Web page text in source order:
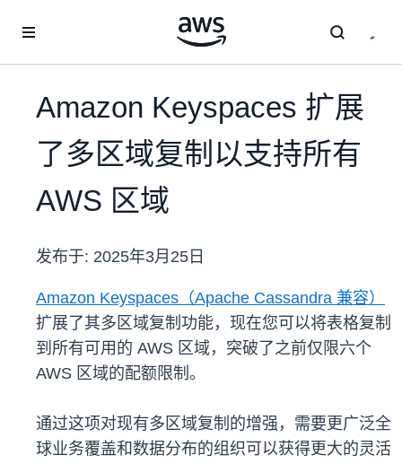
Amazon Keyspaces 扩展
了多区域复制以支持所有
AWS 区域
发布于: 2025年3月25日
Amazon Keyspaces（Apache Cassandra 兼容）
扩展了其多区域复制功能，现在您可以将表格复制
到所有可用的 AWS 区域，突破了之前仅限六个
AWS 区域的配额限制。
通过这项对现有多区域复制的增强，需要更广泛全
球业务覆盖和数据分布的组织可以获得更大的灵活